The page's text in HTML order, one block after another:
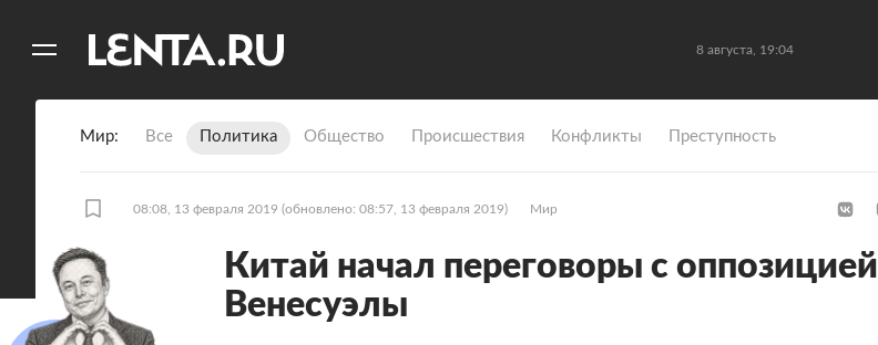
8 августа, 19:04
Мир Все Политика Общество Происшествия Конфликты Преступность
08:08, 13 февраля 2019 (обновлено: 08:57, 13 февраля 2019) Мир
Китай начал переговоры с оппозицией
Венесуэлы